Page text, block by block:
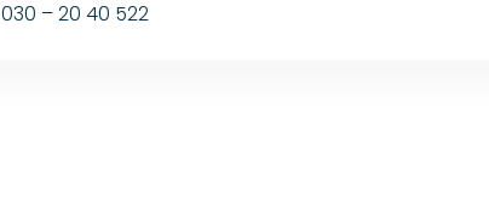
030 – 20 40 522